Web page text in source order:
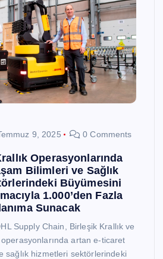
9, 2025 0 Comments
Operasyonlarında
Bilimleri ve Sağlık
Büyümesini
1.000’den Fazla
Sunacak
Supply Chain, Birleşik Krallık ve
artan e-ticaret
sağlık hizmetleri sektörlerindeki